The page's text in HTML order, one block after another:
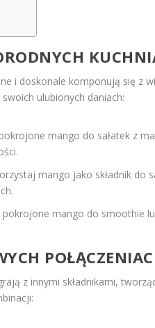
i doskonale komponują się z
ulubionych daniach:
mango do sałatek z
mango jako składnik do
pokrojone mango do smoothie
z innymi składnikami,